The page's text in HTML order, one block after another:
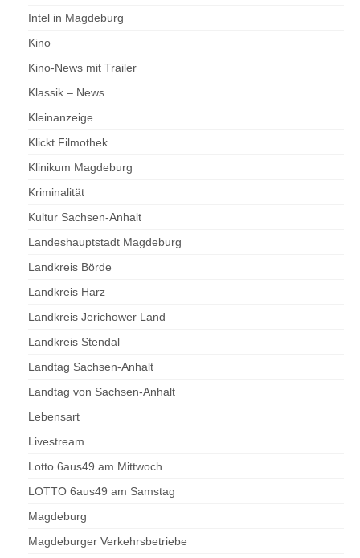
Intel in Magdeburg
Kino
Kino-News mit Trailer
Klassik – News
Kleinanzeige
Klickt Filmothek
Klinikum Magdeburg
Kriminalität
Kultur Sachsen-Anhalt
Landeshauptstadt Magdeburg
Landkreis Börde
Landkreis Harz
Landkreis Jerichower Land
Landkreis Stendal
Landtag Sachsen-Anhalt
Landtag von Sachsen-Anhalt
Lebensart
Livestream
Lotto 6aus49 am Mittwoch
LOTTO 6aus49 am Samstag
Magdeburg
Magdeburger Verkehrsbetriebe